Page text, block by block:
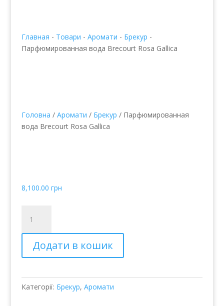
Главная - Товари - Аромати - Брекур -
Парфюмированная вода Brecourt Rosa Gallica
Головна / Аромати / Брекур / Парфюмированная
вода Brecourt Rosa Gallica
8,100.00 грн
вода
Brecourt
Rosa
Gallica
Додати в кошик
Категорії: Брекур, Аромати